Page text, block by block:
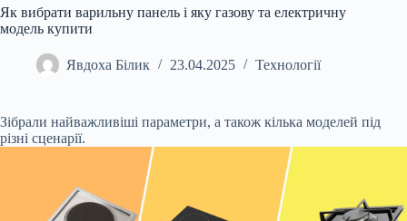
Як вибрати варильну панель і яку газову та електричну
модель купити
Явдоха Білик 23.04.2025 Технології
Зібрали найважливіші параметри, а також кілька моделей під
різні сценарії.